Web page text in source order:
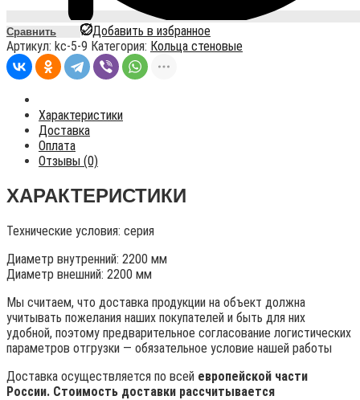
Сравнить
Добавить в избранное
Артикул: kc-5-9 Категория: Кольца стеновые
Характеристики
Доставка
Оплата
Отзывы (0)
ХАРАКТЕРИСТИКИ
Технические условия: серия
Диаметр внутренний: 2200 мм
Диаметр внешний: 2200 мм
Мы считаем, что доставка продукции на объект должна
учитывать пожелания наших покупателей и быть для них
удобной, поэтому предварительное согласование логистических
параметров отгрузки — обязательное условие нашей работы
Доставка осуществляется по всей европейской части
России. Стоимость доставки рассчитывается